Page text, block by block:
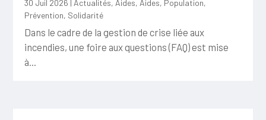
30 Juil 2026 Actualités, Aides, Aides, Population,
Prévention, Solidarité
Dans le cadre de la gestion de crise liée aux
incendies, une foire aux questions (FAQ) est mise
à...